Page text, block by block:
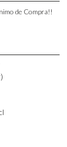
de Compra!!